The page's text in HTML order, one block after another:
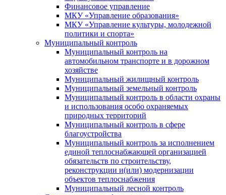
Финансовое управление
МКУ «Управление образования»
МКУ «Управление культуры, молодежной
политики и спорта»
Муниципальный контроль
Муниципальный контроль на
автомобильном транспорте и в дорожном
хозяйстве
Муниципальный жилищный контроль
Муниципальный земельный контроль
Муниципальный контроль в области охраны
и использования особо охраняемых
природных территорий
Муниципальный контроль в сфере
благоустройства
Муниципальный контроль за исполнением
единой теплоснабжающей организацией
обязательств по строительству,
реконструкции и(или) модернизации
объектов теплоснабжения
Муниципальный лесной контроль